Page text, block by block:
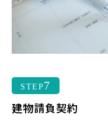
STEP7
建物請負契約